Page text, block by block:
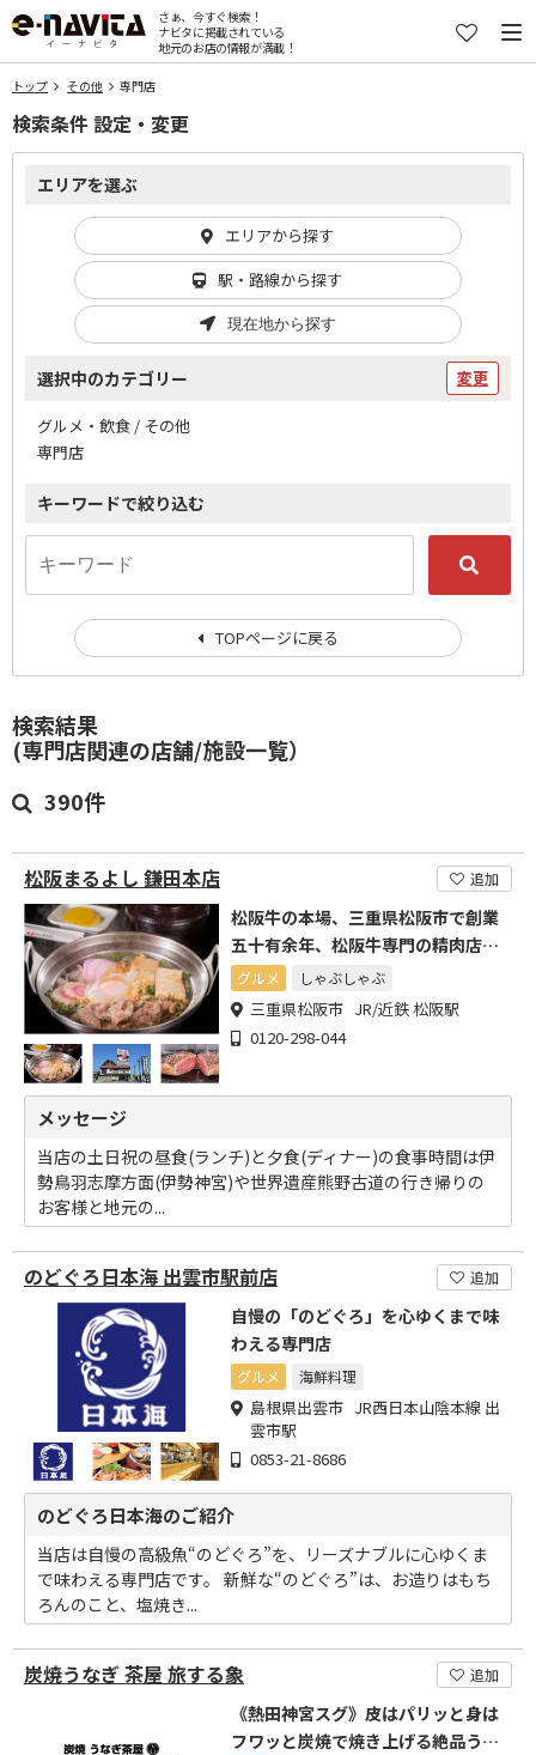
さぁ、今すぐ検索！
ナビタに掲載されている
地元のお店の情報が満載！
トップ その他 専門店
検索結果
(専門店関連の店舗/施設一覧）
390件
松阪まるよし 鎌田本店 追加
松阪牛の本場、三重県松阪市で創業
五十有余年、松阪牛専門の精肉店と
直営レストラン
グルメ しゃぶしゃぶ
三重県松阪市 JR/近鉄 松阪駅
0120-298-044
メッセージ
当店の土日祝の昼食(ランチ)と夕食(ディナー)の食事時間は伊
勢鳥羽志摩方面(伊勢神宮)や世界遺産熊野古道の行き帰りの
お客様と地元の...
のどぐろ日本海 出雲市駅前店 追加
自慢の「のどぐろ」を心ゆくまで味
わえる専門店
グルメ 海鮮料理
島根県出雲市 JR西日本山陰本線 出
雲市駅
0853-21-8686
のどぐろ日本海のご紹介
当店は自慢の高級魚“のどぐろ”を、リーズナブルに心ゆくま
で味わえる専門店です。 新鮮な“のどぐろ”は、お造りはもち
ろんのこと、塩焼き...
炭焼うなぎ 茶屋 旅する象 追加
《熱田神宮スグ》皮はパリッと身は
フワッと炭焼で焼き上げる絶品うな
検索条件 設定・変更
エリアを選ぶ
エリアから探す
駅・路線から探す
現在地から探す
選択中のカテゴリー 変更
グルメ・飲食 / その他
専門店
キーワードで絞り込む
TOPページに戻る